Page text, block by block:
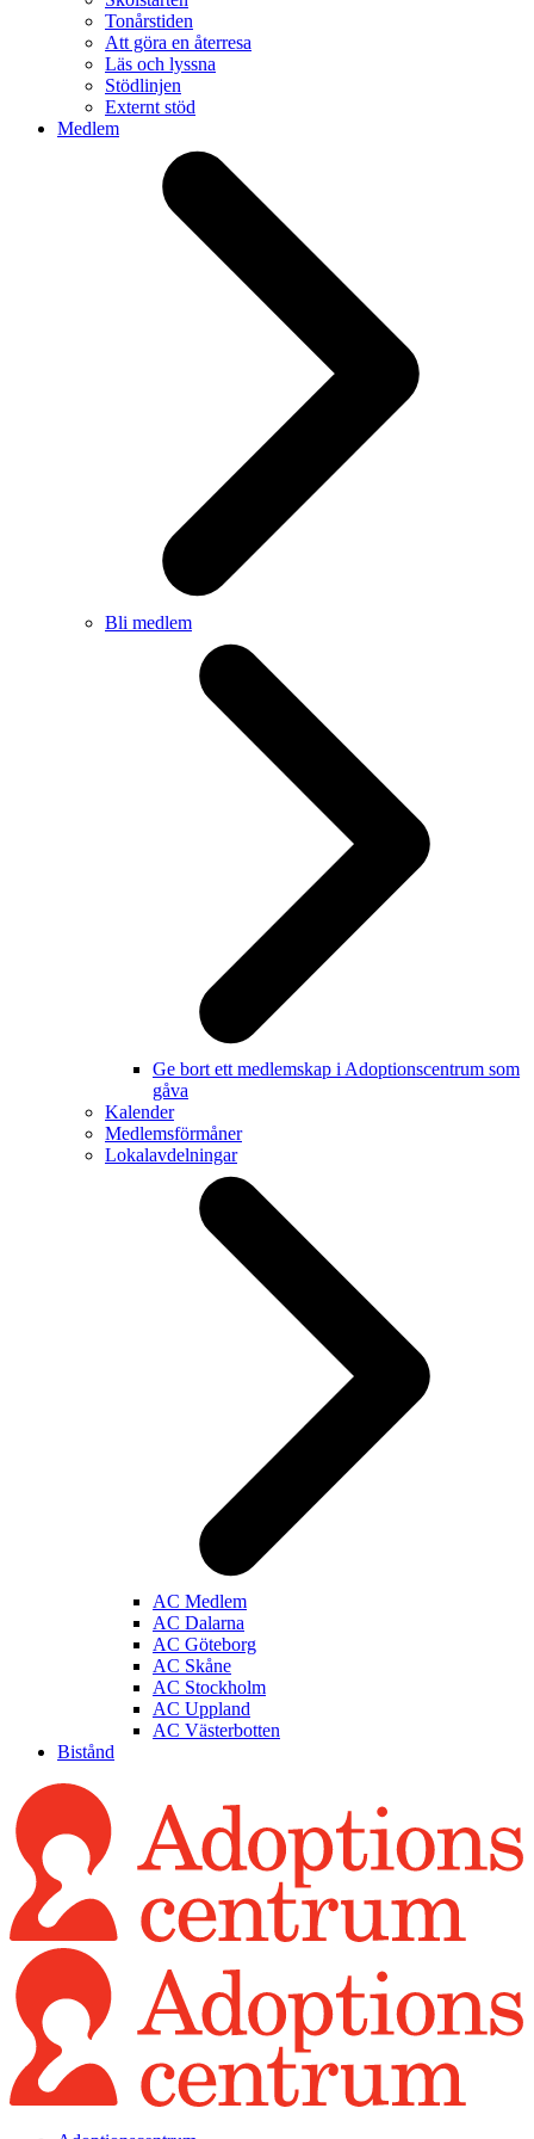
Tonårstiden
Att göra en återresa
Läs och lyssna
Stödlinjen
Externt stöd
Medlem
Bli medlem
Ge bort ett medlemskap i Adoptionscentrum som
gåva
Kalender
Medlemsförmåner
Lokalavdelningar
AC Medlem
AC Dalarna
AC Göteborg
AC Skåne
AC Stockholm
AC Uppland
AC Västerbotten
Bistånd